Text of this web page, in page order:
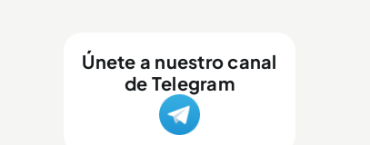
Únete a nuestro canal
de Telegram